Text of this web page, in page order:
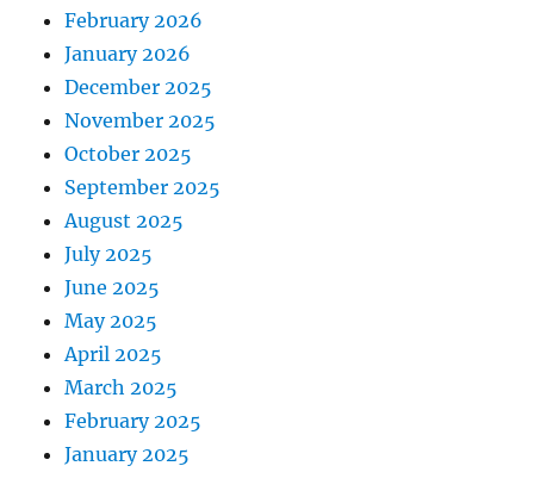
February 2026
January 2026
December 2025
November 2025
October 2025
September 2025
August 2025
July 2025
June 2025
May 2025
April 2025
March 2025
February 2025
January 2025